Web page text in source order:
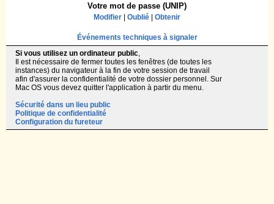
Votre mot de passe (UNIP)
Modifier Oublié Obtenir
Événements techniques à signaler
Si vous utilisez un ordinateur public,
Il est nécessaire de fermer toutes les fenêtres (de toutes les
instances) du navigateur à la fin de votre session de travail
afin d'assurer la confidentialité de votre dossier personnel. Sur
Mac OS vous devez quitter l'application à partir du menu.
Sécurité dans un lieu public
Politique de confidentialité
Configuration du fureteur